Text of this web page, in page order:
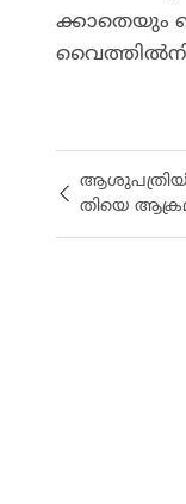
ക്കാ​തെ​യും
തി​യെ